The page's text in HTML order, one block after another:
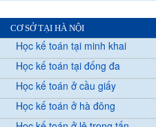
CƠ SỞ TẠI HÀ NỘI
Học kế toán tại minh khai
Học kế toán tại đống đa
Học kế toán ở cầu giấy
Học kế toán ở hà đông